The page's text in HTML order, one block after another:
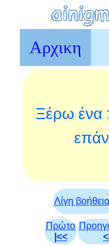
Αρχικη
Ξέρω ένα
Λίγη
Πρώτο
|<<